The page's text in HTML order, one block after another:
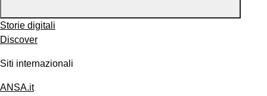
Storie digitali
Discover
Siti internazionali
ANSA.it